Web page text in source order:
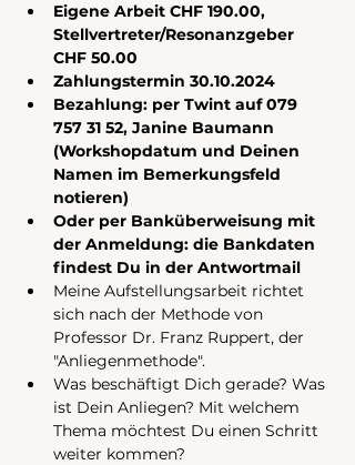
Eigene Arbeit CHF 190.00,
Stellvertreter/Resonanzgeber
CHF 50.00
Zahlungstermin 30.10.2024
Bezahlung: per Twint auf 079
757 31 52, Janine Baumann
(Workshopdatum und Deinen
Namen im Bemerkungsfeld
notieren)
Oder per Banküberweisung mit
der Anmeldung: die Bankdaten
findest Du in der Antwortmail
Meine Aufstellungsarbeit richtet
sich nach der Methode von
Professor Dr. Franz Ruppert, der
"Anliegenmethode".
Was beschäftigt Dich gerade? Was
ist Dein Anliegen? Mit welchem
Thema möchtest Du einen Schritt
weiter kommen?